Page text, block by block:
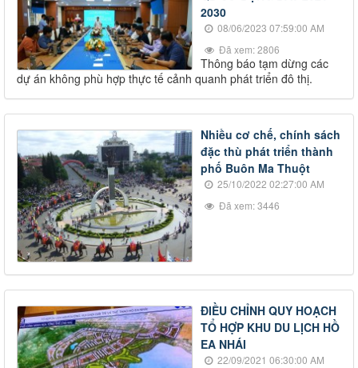
2030
08/06/2023 07:59:00 AM
Đã xem: 2806
Thông báo tạm dừng các
dự án không phù hợp thực tế cảnh quanh phát triển đô thị.
Nhiều cơ chế, chính sách
đặc thù phát triển thành
phố Buôn Ma Thuột
25/10/2022 02:27:00 AM
Đã xem: 3446
ĐIỀU CHỈNH QUY HOẠCH
TỔ HỢP KHU DU LỊCH HỒ
EA NHÁI
22/09/2021 06:30:00 AM